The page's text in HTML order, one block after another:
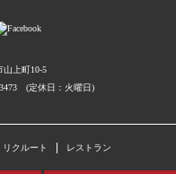
山上町10-5
(定休日：火曜日)
リクルート レストラン